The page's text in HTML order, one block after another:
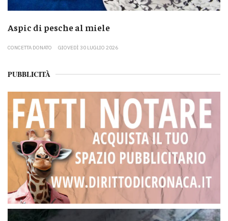
Aspic di pesche al miele
CONCETTA DONATO GIOVEDÌ 30 LUGLIO 2026
PUBBLICITÀ